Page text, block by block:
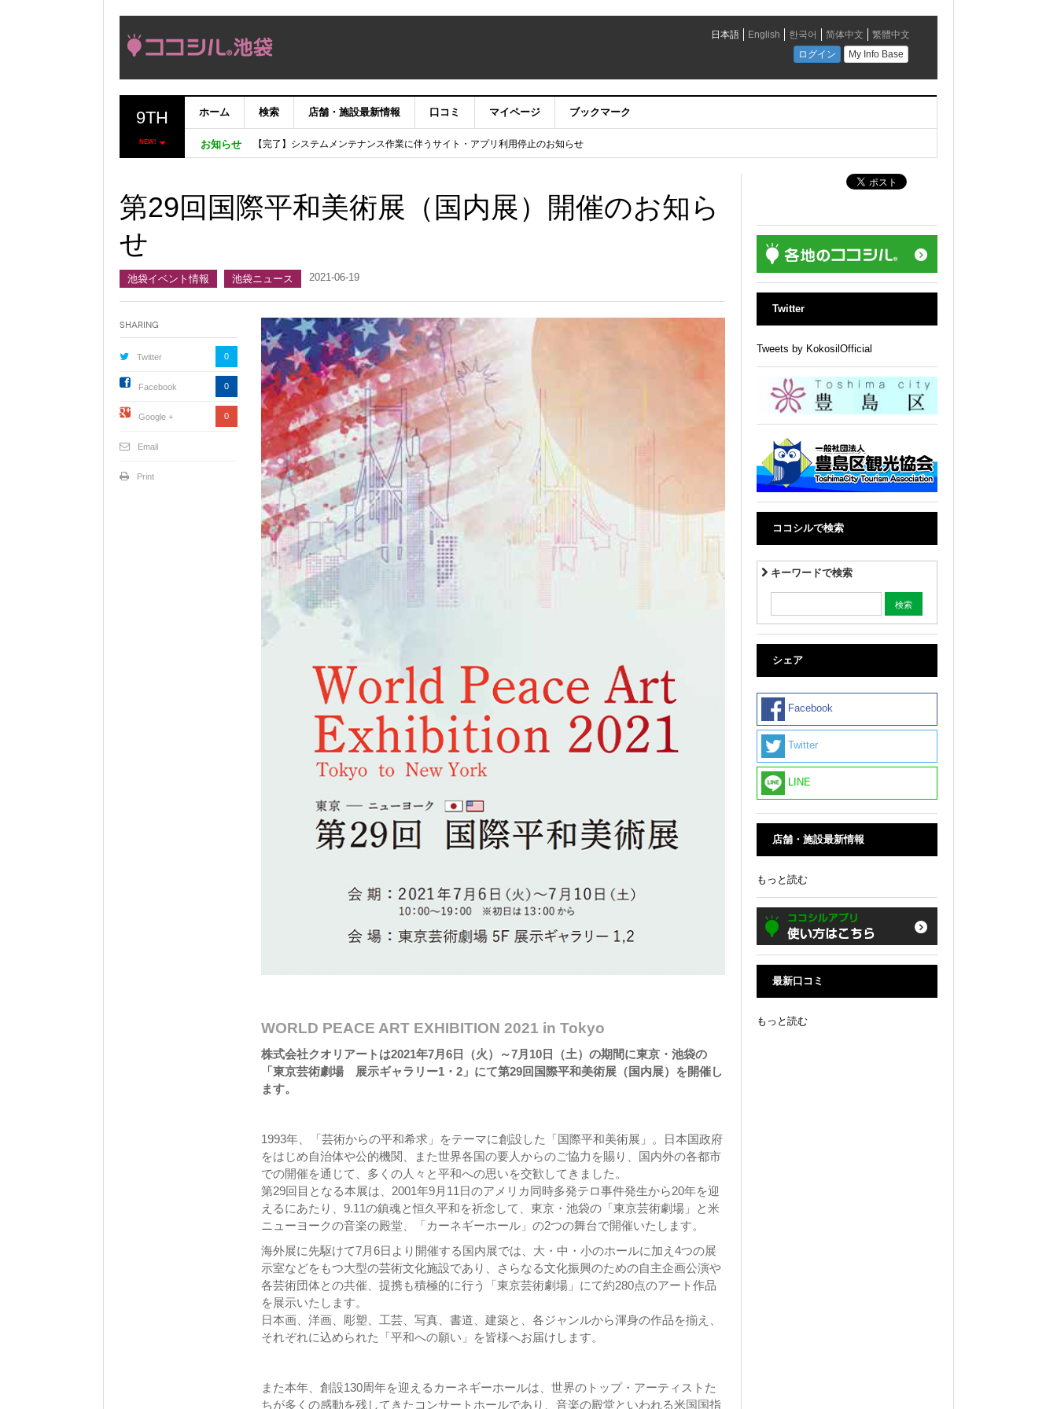
9TH
NEW!
ホーム 検索 店舗・施設最新情報 口コミ マイページ ブックマーク
お知らせ
【完了】システムメンテナンス作業に伴うサイト・アプリ利用停止のお知らせ
【重要：9月5日（火）22時】ココシル：アカウントサービス移行のお知らせ
「いま、困っている店舗の皆様を応援させていただきたい！」
第29回国際平和美術展（国内展）開催のお知ら
せ
池袋イベント情報 池袋ニュース 2021-06-19
WORLD PEACE ART EXHIBITION 2021 in Tokyo
株式会社クオリアートは2021年7月6日（火）～7月10日（土）の期間に東京・池袋の
「東京芸術劇場 展示ギャラリー1・2」にて第29回国際平和美術展（国内展）を開催し
ます。
1993年、「芸術からの平和希求」をテーマに創設した「国際平和美術展」。日本国政府
をはじめ自治体や公的機関、また世界各国の要人からのご協力を賜り、国内外の各都市
での開催を通じて、多くの人々と平和への思いを交歓してきました。
第29回目となる本展は、2001年9月11日のアメリカ同時多発テロ事件発生から20年を迎
えるにあたり、9.11の鎮魂と恒久平和を祈念して、東京・池袋の「東京芸術劇場」と米
ニューヨークの音楽の殿堂、「カーネギーホール」の2つの舞台で開催いたします。
海外展に先駆けて7月6日より開催する国内展では、大・中・小のホールに加え4つの展
示室などをもつ大型の芸術文化施設であり、さらなる文化振興のための自主企画公演や
各芸術団体との共催、提携も積極的に行う「東京芸術劇場」にて約280点のアート作品
を展示いたします。
日本画、洋画、彫塑、工芸、写真、書道、建築と、各ジャンルから渾身の作品を揃え、
それぞれに込められた「平和への願い」を皆様へお届けします。
また本年、創設130周年を迎えるカーネギーホールは、世界のトップ・アーティストた
ちが多くの感動を残してきたコンサートホールであり、音楽の殿堂といわれる米国国指
Sharing
Twitter 0
Facebook 0
Google + 0
Email
Print
Twitter
Tweets by KokosilOfficial
ココシルで検索
キーワードで検索
シェア
Facebook
Twitter
LINE
店舗・施設最新情報
もっと読む
最新口コミ
もっと読む